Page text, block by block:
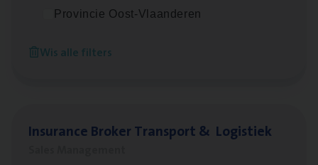
Provincie Oost-Vlaanderen
Wis alle filters
Busi­ness Analyst
Antwerpen
Insu­ran­ce Bro­ker Trans­port& Logistiek